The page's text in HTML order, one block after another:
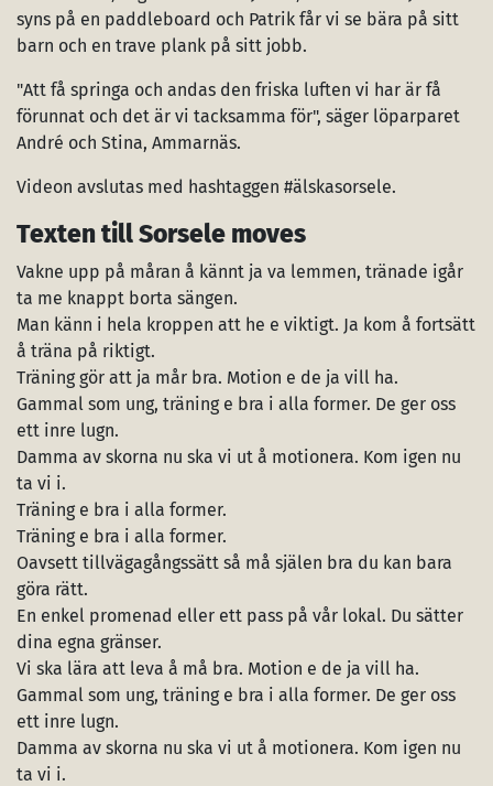
syns på en paddleboard och Patrik får vi se bära på sitt
barn och en trave plank på sitt jobb.
"Att få springa och andas den friska luften vi har är få
förunnat och det är vi tacksamma för", säger löparparet
André och Stina, Ammarnäs.
Videon avslutas med hashtaggen #älskasorsele.
Texten till Sorsele moves
Vakne upp på måran å kännt ja va lemmen, tränade igår
ta me knappt borta sängen.
Man känn i hela kroppen att he e viktigt. Ja kom å fortsätt
å träna på riktigt.
Träning gör att ja mår bra. Motion e de ja vill ha.
Gammal som ung, träning e bra i alla former. De ger oss
ett inre lugn.
Damma av skorna nu ska vi ut å motionera. Kom igen nu
ta vi i.
Träning e bra i alla former.
Träning e bra i alla former.
Oavsett tillvägagångssätt så må själen bra du kan bara
göra rätt.
En enkel promenad eller ett pass på vår lokal. Du sätter
dina egna gränser.
Vi ska lära att leva å må bra. Motion e de ja vill ha.
Gammal som ung, träning e bra i alla former. De ger oss
ett inre lugn.
Damma av skorna nu ska vi ut å motionera. Kom igen nu
ta vi i.